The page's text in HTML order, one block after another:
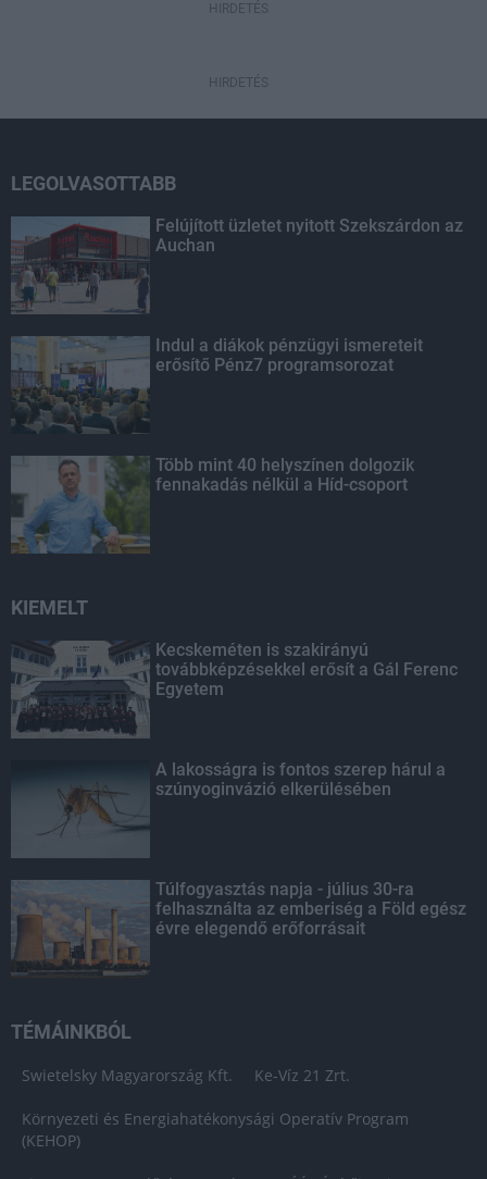
HIRDETÉS
HIRDETÉS
LEGOLVASOTTABB
Felújított üzletet nyitott Szekszárdon az
Auchan
Indul a diákok pénzügyi ismereteit
erősítő Pénz7 programsorozat
Több mint 40 helyszínen dolgozik
fennakadás nélkül a Híd-csoport
KIEMELT
Kecskeméten is szakirányú
továbbképzésekkel erősít a Gál Ferenc
Egyetem
A lakosságra is fontos szerep hárul a
szúnyoginvázió elkerülésében
Túlfogyasztás napja - július 30-ra
felhasználta az emberiség a Föld egész
évre elegendő erőforrásait
TÉMÁINKBÓL
Swietelsky Magyarország Kft. Ke-Víz 21 Zrt.
Környezeti és Energiahatékonysági Operatív Program
(KEHOP)